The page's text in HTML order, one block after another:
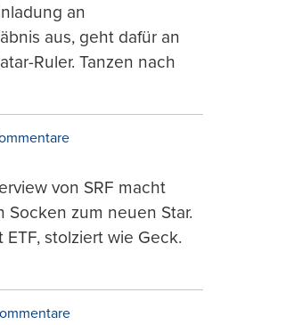
an
aus, geht dafür an
Ruler. Tanzen nach
von SRF macht
Socken zum neuen Star.
stolziert wie Geck.